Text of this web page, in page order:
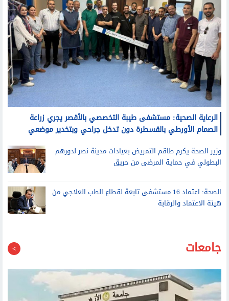
الرعاية الصحية: مستشفى طيبة التخصصي بالأقصر يجري زراعة
الصمام الأورطي بالقسطرة دون تدخل جراحي وبتخدير موضعي
وزير الصحة يكرم طاقم التمريض بعيادات مدينة نصر لدورهم
البطولي في حماية المرضى من حريق
الصحة: اعتماد 16 مستشفى تابعة لقطاع الطب العلاجي من
هيئة الاعتماد والرقابة
جامعات